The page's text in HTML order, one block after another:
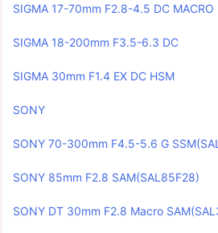
SIGMA 17-70mm F2.8-4.5 DC MACRO
SIGMA 18-200mm F3.5-6.3 DC
SIGMA 30mm F1.4 EX DC HSM
SONY
SONY 70-300mm F4.5-5.6 G
SONY 85mm F2.8 SAM(SAL85F28)
SONY DT 30mm F2.8 Macro